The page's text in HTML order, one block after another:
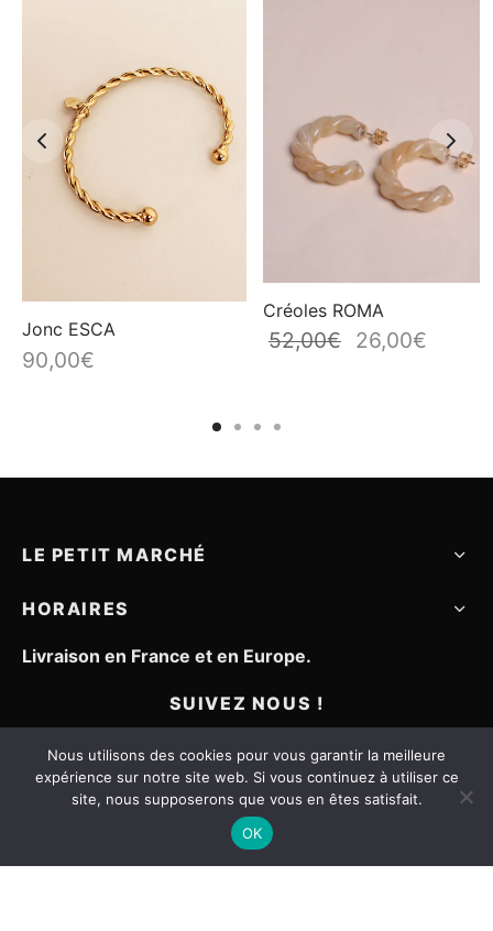
Jonc ESCA
90,00€
Créoles ROMA
52,00€
Le prix
26,00€
LE PETIT MARCHÉ
HORAIRES
Livraison en France et en Europe.
SUIVEZ NOUS !
Nous utilisons des cookies pour vous garantir la meilleure
expérience sur notre site web. Si vous continuez à utiliser ce
site, nous supposerons que vous en êtes satisfait.
OK